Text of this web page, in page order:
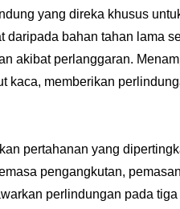
yang direka khusus
bahan tahan lama
akibat perlanggaran.
kaca, memberikan
pertahanan yang
pengangkutan,
perlindungan pada